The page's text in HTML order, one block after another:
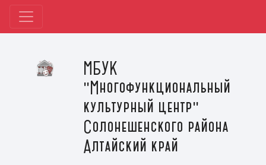
МБУК
"Многофункциональный
культурный центр"
Солонешенского района
Алтайский край